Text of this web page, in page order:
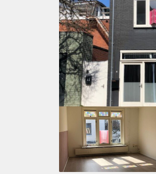
- Kale huurprijs € 859,- excl.
- Voorschot g/w/e € 200,- per
- Waarborgsom 1 maand huur
- Maximale huurtermijn 24
- Huisdieren niet toegestaan
- Service kosten Eur.20,- per
Geïnteresseerd? Schrijf u in
Deze advertentie op internet
onjuistheden kunnen geen